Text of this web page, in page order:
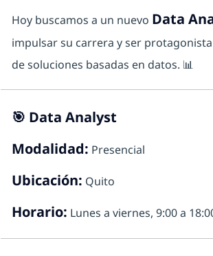
Hoy buscamos a un nuevo Data
impulsar su carrera y ser
de soluciones basadas en datos. 📊
🎯 Data Analyst
Modalidad: Presencial
Ubicación: Quito
Horario: Lunes a viernes, 9:00 a